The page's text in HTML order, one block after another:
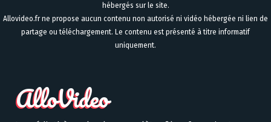
hébergés sur le site.
Allovideo.fr ne propose aucun contenu non autorisé ni vidéo hébergée ni lien de
partage ou téléchargement. Le contenu est présenté à titre informatif
uniquement.